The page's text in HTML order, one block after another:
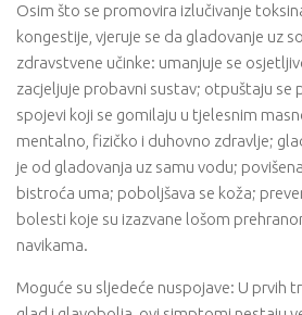
Osim što se promovira izlučivanje
kongestije, vjeruje se da gladovanje uz
zdravstvene učinke: umanjuje se
zacjeljuje probavni sustav; otpuštaju se
spojevi koji se gomilaju u tjelesnim
mentalno, fizičko i duhovno zdravlje;
je od gladovanja uz samu vodu;
bistroća uma; poboljšava se koža;
bolesti koje su izazvane lošom
navikama.
Moguće su sljedeće nuspojave: U prvih